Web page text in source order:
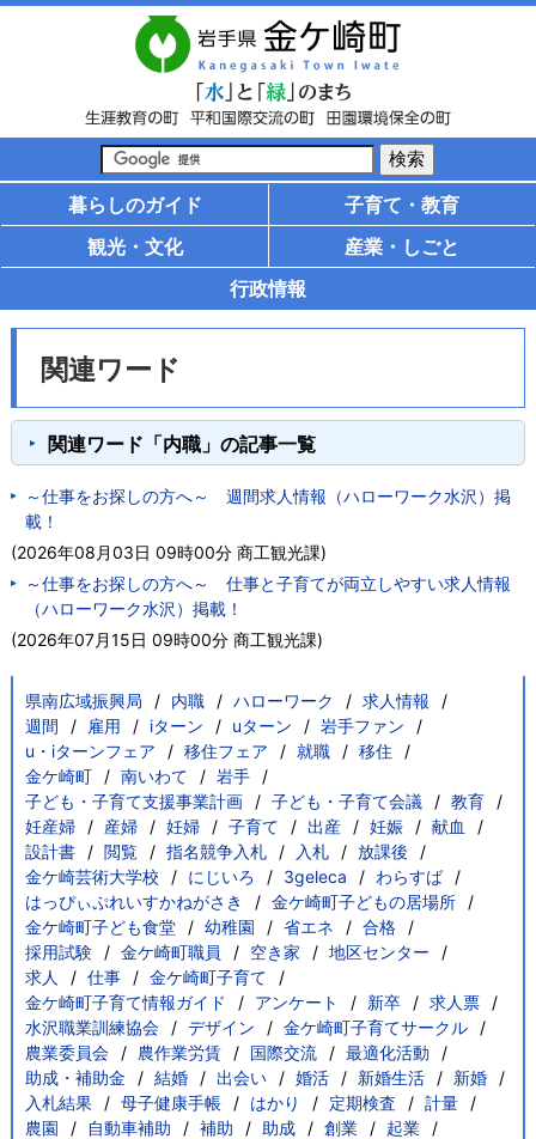
暮らしのガイド
子育て・教育
観光・文化
産業・しごと
行政情報
関連ワード
関連ワード「内職」の記事一覧
～仕事をお探しの方へ～ 週間求人情報（ハローワーク水沢）掲
載！
(2026年08月03日 09時00分 商工観光課)
～仕事をお探しの方へ～ 仕事と子育てが両立しやすい求人情報
（ハローワーク水沢）掲載！
(2026年07月15日 09時00分 商工観光課)
県南広域振興局 内職 ハローワーク
求人情報
週間
雇用 iターン uターン
岩手ファン
u・iターンフェア
移住フェア 就職
移住
金ケ崎町
南いわて
岩手
子ども・子育て支援事業計画
子ども・子育て会議
教育
妊産婦
産婦 妊婦 子育て 出産 妊娠
献血
設計書
閲覧 指名競争入札 入札
放課後
金ケ崎芸術大学校
にじいろ 3geleca
わらすば
はっぴぃぷれいすかねがさき
金ケ崎町子どもの居場所
金ケ崎町子ども食堂
幼稚園 省エネ
合格
採用試験
金ケ崎町職員 空き家
地区センター
求人
仕事
金ケ崎町子育て
金ケ崎町子育て情報ガイド
アンケート 新卒
求人票
水沢職業訓練協会
デザイン
金ケ崎町子育てサークル
農業委員会
農作業労賃 国際交流
最適化活動
助成・補助金
結婚 出会い 婚活 新婚生活
新婚
入札結果
母子健康手帳 はかり 定期検査
計量
農園
自動車補助 補助 助成 創業
起業